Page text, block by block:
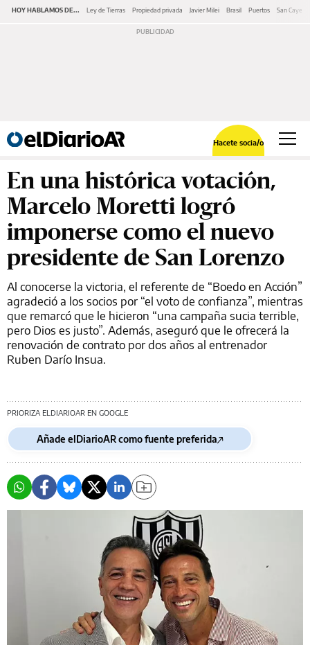
HOY HABLAMOS DE... Ley de Tierras Propiedad privada Javier Milei Brasil Puertos San
Hacete socia/o
En una histórica votación,
Marcelo Moretti logró
imponerse como el nuevo
presidente de San Lorenzo
Al conocerse la victoria, el referente de “Boedo en Acción”
agradeció a los socios por “el voto de confianza”, mientras
que remarcó que le hicieron “una campaña sucia terrible,
pero Dios es justo”. Además, aseguró que le ofrecerá la
renovación de contrato por dos años al entrenador
Ruben Darío Insua.
PRIORIZA ELDIARIOAR EN GOOGLE
Añade elDiarioAR como fuente preferida